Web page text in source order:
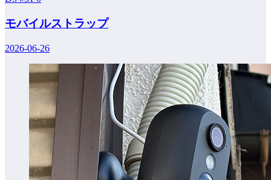
モバイルストラップ
2026-06-26